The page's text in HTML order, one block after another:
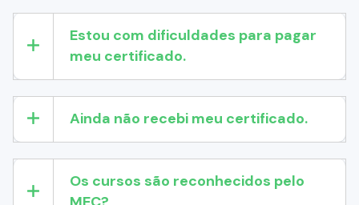
Estou com dificuldades para pagar
meu certificado.
Ainda não recebi meu certificado.
Os cursos são reconhecidos pelo